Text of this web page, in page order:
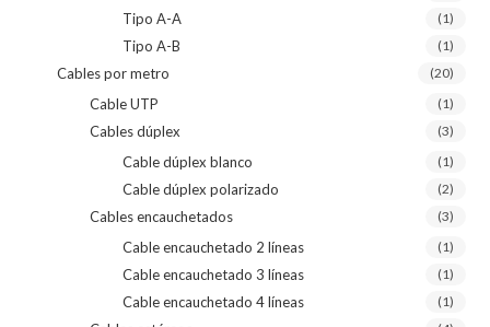
Tipo A-A
(1)
Tipo A-B (1)
Cables por metro (20)
Cable UTP (1)
Cables dúplex (3)
Cable dúplex blanco (1)
Cable dúplex polarizado (2)
Cables encauchetados (3)
Cable encauchetado 2 líneas (1)
Cable encauchetado 3 líneas (1)
Cable encauchetado 4 líneas (1)